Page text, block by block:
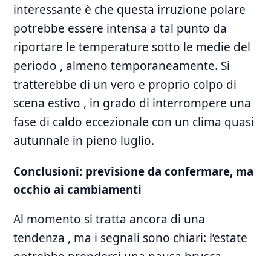
interessante è che questa irruzione polare
potrebbe essere intensa a tal punto da
riportare le temperature sotto le medie del
periodo , almeno temporaneamente. Si
tratterebbe di un vero e proprio colpo di
scena estivo , in grado di interrompere una
fase di caldo eccezionale con un clima quasi
autunnale in pieno luglio.
Conclusioni: previsione da confermare, ma
occhio ai cambiamenti
Al momento si tratta ancora di una
tendenza , ma i segnali sono chiari: l’estate